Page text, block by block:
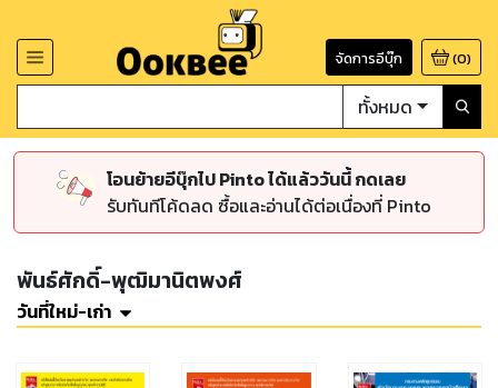
จัดการอีบุ๊ก (0)
ทั้งหมด
โอนย้ายอีบุ๊กไป Pinto ได้แล้ววันนี้ กดเลย
รับทันทีโค้ดลด ซื้อและอ่านได้ต่อเนื่องที่ Pinto
พันธ์ศักดิ์-พุฒิมานิตพงศ์
วันที่ใหม่-เก่า